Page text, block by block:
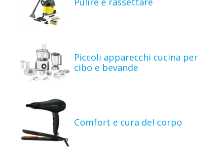
Piccoli apparecchi cucina per
cibo e bevande
Comfort e cura del corpo